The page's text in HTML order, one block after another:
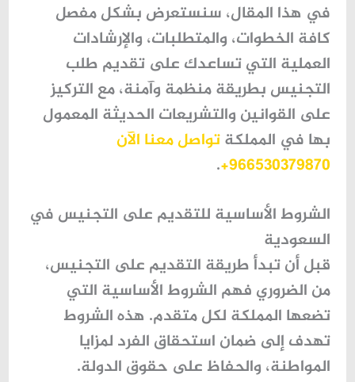
في هذا المقال، سنستعرض بشكل مفصل
كافة الخطوات، والمتطلبات، والإرشادات
العملية التي تساعدك على تقديم طلب
التجنيس بطريقة منظمة وآمنة، مع التركيز
على القوانين والتشريعات الحديثة المعمول
بها في المملكةتواصل معنا الآن
966530379870+
.
الشروط الأساسية للتقديم على التجنيس في
السعودية
قبل أن تبدأ طريقة التقديم على التجنيس،
من الضروري فهم الشروط الأساسية التي
تضعها المملكة لكل متقدم. هذه الشروط
تهدف إلى ضمان استحقاق الفرد لمزايا
المواطنة، والحفاظ على حقوق الدولة.